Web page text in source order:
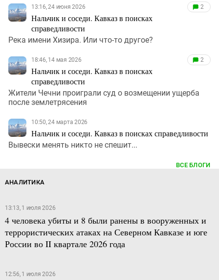
13:16, 24 июня 2026
Нальчик и соседи. Кавказ в поисках
справедливости
2
Река имени Хизира. Или что-то другое?
18:46, 14 мая 2026
Нальчик и соседи. Кавказ в поисках
справедливости
2
Жители Чечни проиграли суд о возмещении ущерба
после землетрясения
10:50, 24 марта 2026
Нальчик и соседи. Кавказ в поисках справедливости
Вывески менять никто не спешит...
ВСЕ БЛОГИ
АНАЛИТИКА
13:13, 1 июля 2026
4 человека убиты и 8 были ранены в вооруженных и
террористических атаках на Северном Кавказе и юге
России во II квартале 2026 года
12:56, 1 июля 2026